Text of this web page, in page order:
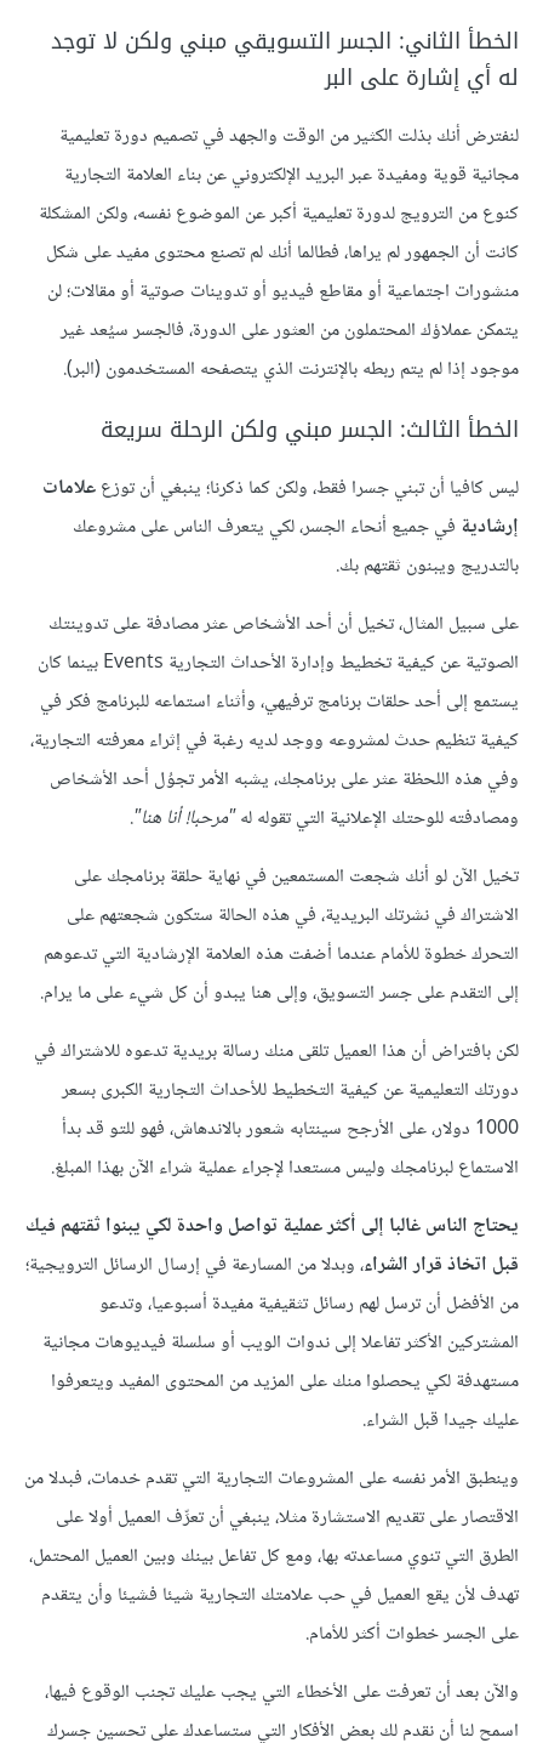
الخطأ الثاني: الجسر التسويقي مبني ولكن لا توجد
له أي إشارة على البر
لنفترض أنك بذلت الكثير من الوقت والجهد في تصميم دورة تعليمية
مجانية قوية ومفيدة عبر البريد الإلكتروني عن بناء العلامة التجارية
كنوع من الترويج لدورة تعليمية أكبر عن الموضوع نفسه، ولكن المشكلة
كانت أن الجمهور لم يراها، فطالما أنك لم تصنع محتوى مفيد على شكل
منشورات اجتماعية أو مقاطع فيديو أو تدوينات صوتية أو مقالات؛ لن
يتمكن عملاؤك المحتملون من العثور على الدورة، فالجسر سيُعد غير
موجود إذا لم يتم ربطه بالإنترنت الذي يتصفحه المستخدمون (البر).
الخطأ الثالث: الجسر مبني ولكن الرحلة سريعة
ليس كافيا أن تبني جسرا فقط، ولكن كما ذكرنا؛ ينبغي أن توزععلامات
إرشادية في جميع أنحاء الجسر، لكي يتعرف الناس على مشروعك
بالتدريج ويبنون ثقتهم بك.
على سبيل المثال، تخيل أن أحد الأشخاص عثر مصادفة على تدوينتك
الصوتية عن كيفية تخطيط وإدارة الأحداث التجارية Events بينما كان
يستمع إلى أحد حلقات برنامج ترفيهي، وأثناء استماعه للبرنامج فكر في
كيفية تنظيم حدث لمشروعه ووجد لديه رغبة في إثراء معرفته التجارية،
وفي هذه اللحظة عثر على برنامجك، يشبه الأمر تجوُل أحد الأشخاص
ومصادفته للوحتك الإعلانية التي تقوله له"مرحبا! أنا هنا".
تخيل الآن لو أنك شجعت المستمعين في نهاية حلقة برنامجك على
الاشتراك في نشرتك البريدية، في هذه الحالة ستكون شجعتهم على
التحرك خطوة للأمام عندما أضفت هذه العلامة الإرشادية التي تدعوهم
إلى التقدم على جسر التسويق، وإلى هنا يبدو أن كل شيء على ما يرام.
لكن بافتراض أن هذا العميل تلقى منك رسالة بريدية تدعوه للاشتراك في
دورتك التعليمية عن كيفية التخطيط للأحداث التجارية الكبرى بسعر
1000 دولار، على الأرجح سينتابه شعور بالاندهاش، فهو للتو قد بدأ
الاستماع لبرنامجك وليس مستعدا لإجراء عملية شراء الآن بهذا المبلغ.
يحتاج الناس غالبا إلى أكثر عملية تواصل واحدة لكي يبنوا ثقتهم فيك
قبل اتخاذ قرار الشراء، وبدلا من المسارعة في إرسال الرسائل الترويجية؛
من الأفضل أن ترسل لهم رسائل تثقيفية مفيدة أسبوعيا، وتدعو
المشتركين الأكثر تفاعلا إلى ندوات الويب أو سلسلة فيديوهات مجانية
مستهدفة لكي يحصلوا منك على المزيد من المحتوى المفيد ويتعرفوا
عليك جيدا قبل الشراء.
وينطبق الأمر نفسه على المشروعات التجارية التي تقدم خدمات، فبدلا من
الاقتصار على تقديم الاستشارة مثلا، ينبغي أن تعرِّف العميل أولا على
الطرق التي تنوي مساعدته بها، ومع كل تفاعل بينك وبين العميل المحتمل،
تهدف لأن يقع العميل في حب علامتك التجارية شيئا فشيئا وأن يتقدم
على الجسر خطوات أكثر للأمام.
والآن بعد أن تعرفت على الأخطاء التي يجب عليك تجنب الوقوع فيها،
اسمح لنا أن نقدم لك بعض الأفكار التي ستساعدك على تحسين جسرك